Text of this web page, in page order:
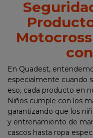
En Quadest,
especialmente cuando
eso, cada producto en
Niños cumple con los
garantizando que los
y entrenamiento de
cascos hasta ropa